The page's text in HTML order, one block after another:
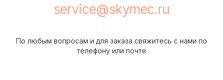
service@skymec.ru
По любым вопросам и для заказа свяжитесь с нами по
телефону или почте